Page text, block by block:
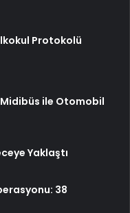
Protokolü
Midibüs ile Otomobil
Yaklaştı
38